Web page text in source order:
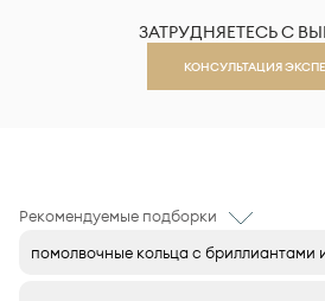
ЗАТРУДНЯЕТЕСЬ С
КОНСУЛЬТАЦИЯ
Рекомендуемые подборки
помолвочные кольца с бриллиантами